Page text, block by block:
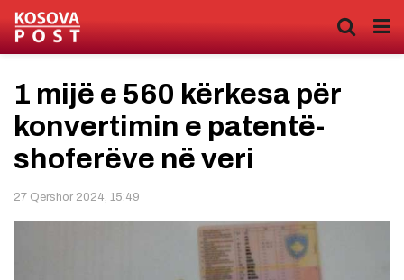
1 mijë e 560 kërkesa për
konvertimin e patentë-
shoferëve në veri
27 Qershor 2024, 15:49